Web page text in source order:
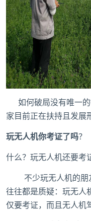
如何破局没有唯一的
家目前正在扶持且发展
玩无人机你考证了吗？
什么？玩无人机还要考
不少玩无人机的朋友
往往都是质疑：玩无人
仅要考证，而且无人机